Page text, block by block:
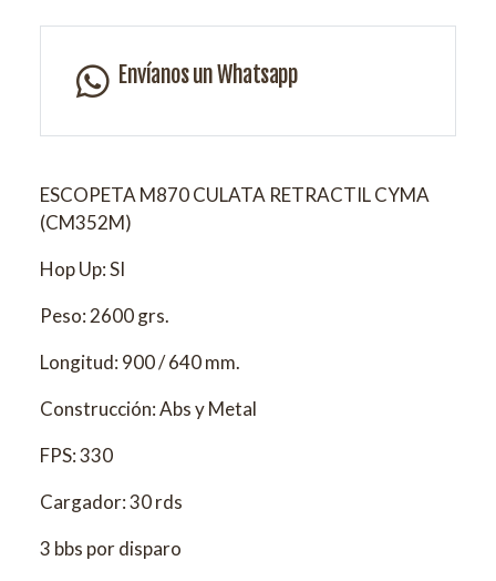
Envíanos un Whatsapp
ESCOPETA M870 CULATA RETRACTIL CYMA
(CM352M)
Hop Up: SI
Peso: 2600 grs.
Longitud: 900 / 640 mm.
Construcción: Abs y Metal
FPS: 330
Cargador: 30 rds
3 bbs por disparo